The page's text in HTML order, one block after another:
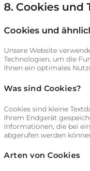
8. Cookies und
Cookies und
Unsere Website
Technologien, um die
Ihnen ein optimales
Was sind Cookies?
Cookies sind kleine
Ihrem Endgerät
Informationen, die bei
abgerufen werden
Arten von Cookies